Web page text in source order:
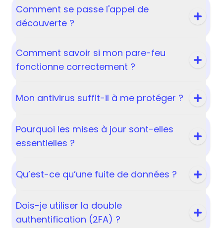
Comment se passe l'appel de
découverte ?
Comment savoir si mon pare-feu
fonctionne correctement ?
Mon antivirus suffit-il à me protéger ?
Pourquoi les mises à jour sont-elles
essentielles ?
Qu’est-ce qu’une fuite de données ?
Dois-je utiliser la double
authentification (2FA) ?